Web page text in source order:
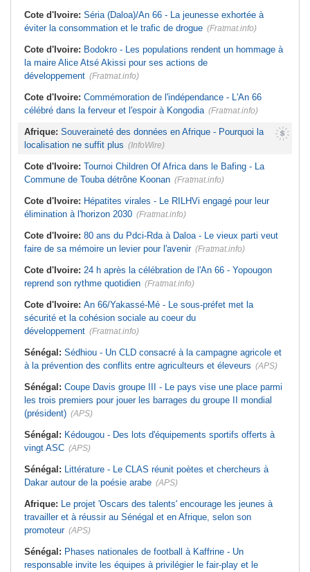
Cote d'Ivoire: Séria (Daloa)/An 66 - La jeunesse exhortée à
éviter la consommation et le trafic de drogue (Fratmat.info)
Cote d'Ivoire: Bodokro - Les populations rendent un hommage à
la maire Alice Atsé Akissi pour ses actions de
développement (Fratmat.info)
Cote d'Ivoire: Commémoration de l'indépendance - L'An 66
célébré dans la ferveur et l'espoir à Kongodia (Fratmat.info)
Afrique: Souveraineté des données en Afrique - Pourquoi la
localisation ne suffit plus (InfoWire)
Cote d'Ivoire: Tournoi Children Of Africa dans le Bafing - La
Commune de Touba détrône Koonan (Fratmat.info)
Cote d'Ivoire: Hépatites virales - Le RILHVi engagé pour leur
élimination à l'horizon 2030 (Fratmat.info)
Cote d'Ivoire: 80 ans du Pdci-Rda à Daloa - Le vieux parti veut
faire de sa mémoire un levier pour l'avenir (Fratmat.info)
Cote d'Ivoire: 24 h après la célébration de l'An 66 - Yopougon
reprend son rythme quotidien (Fratmat.info)
Cote d'Ivoire: An 66/Yakassé-Mé - Le sous-préfet met la
sécurité et la cohésion sociale au coeur du
développement (Fratmat.info)
Sénégal: Sédhiou - Un CLD consacré à la campagne agricole et
à la prévention des conflits entre agriculteurs et éleveurs (APS)
Sénégal: Coupe Davis groupe III - Le pays vise une place parmi
les trois premiers pour jouer les barrages du groupe II mondial
(président) (APS)
Sénégal: Kédougou - Des lots d'équipements sportifs offerts à
vingt ASC (APS)
Sénégal: Littérature - Le CLAS réunit poètes et chercheurs à
Dakar autour de la poésie arabe (APS)
Afrique: Le projet 'Oscars des talents' encourage les jeunes à
travailler et à réussir au Sénégal et en Afrique, selon son
promoteur (APS)
Sénégal: Phases nationales de football à Kaffrine - Un
responsable invite les équipes à privilégier le fair-play et le